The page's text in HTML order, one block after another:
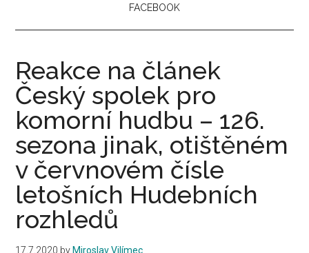
FACEBOOK
Reakce na článek
Český spolek pro
komorní hudbu – 126.
sezona jinak, otištěném
v červnovém čísle
letošních Hudebních
rozhledů
17.7.2020 by Miroslav Vilímec